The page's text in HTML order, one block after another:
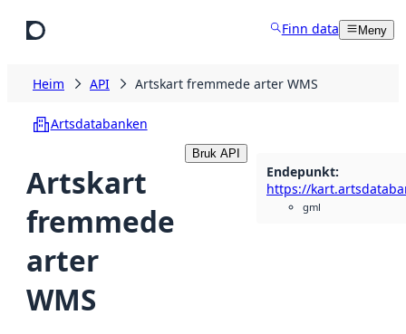
Finn data Meny
Heim API Artskart fremmede arter WMS
Artsdatabanken
Artskart
fremmede
arter
WMS
Bruk API
Endepunkt:
gml